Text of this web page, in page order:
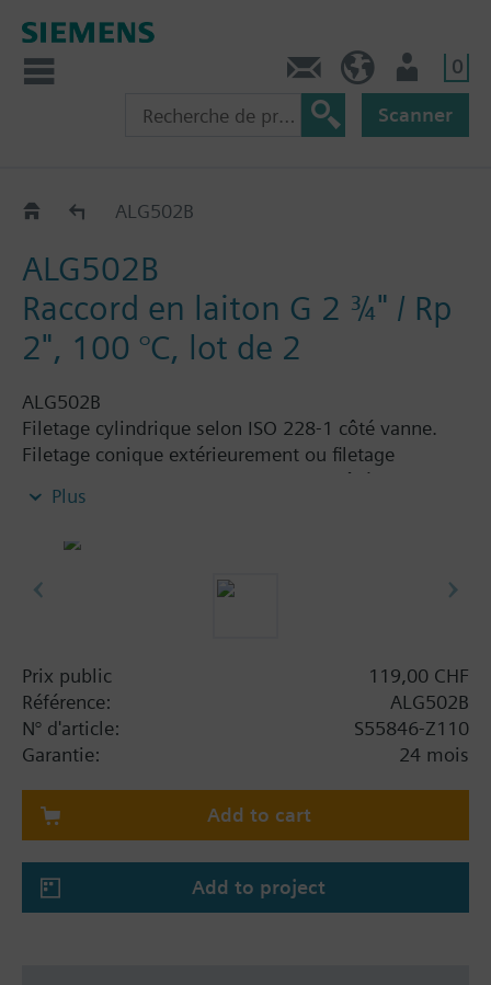
0
Scanner
ALG..2ALG502B
ALG502B
Raccord en laiton G 2 ¾" / Rp
2", 100 °C, lot de 2
ALG502B
Filetage cylindrique selon ISO 228-1 côté vanne.
Filetage conique extérieurement ou filetage
cylindrique en interne selon ISO 7-1 côté tube.
Chaque kit de montage ALG..2 se compose de
Plus
Prix public
119,00 CHF
Référence:
ALG502B
N° d'article:
S55846-Z110
Garantie:
24 mois
Add to cart
Add to project